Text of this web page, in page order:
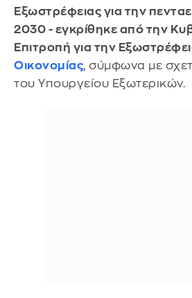
Εξωστρέφειας για την
2030 - εγκρίθηκε από την
Επιτροπή για την
Οικονομίας, σύμφωνα με
του Υπουργείου Εξωτερικών.